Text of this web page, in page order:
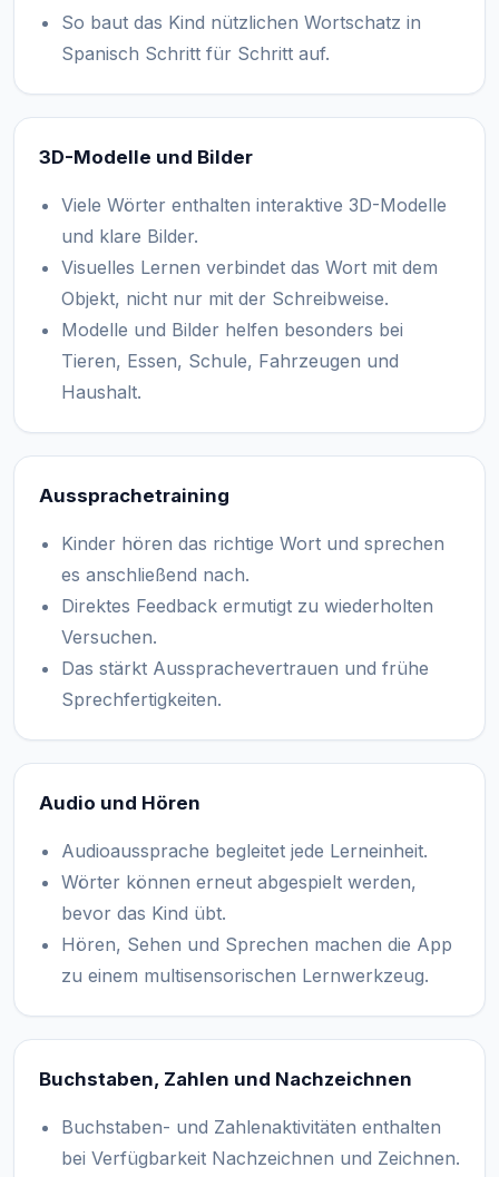
So baut das Kind nützlichen Wortschatz in
Spanisch Schritt für Schritt auf.
3D-Modelle und Bilder
Viele Wörter enthalten interaktive 3D-Modelle
und klare Bilder.
Visuelles Lernen verbindet das Wort mit dem
Objekt, nicht nur mit der Schreibweise.
Modelle und Bilder helfen besonders bei
Tieren, Essen, Schule, Fahrzeugen und
Haushalt.
Aussprachetraining
Kinder hören das richtige Wort und sprechen
es anschließend nach.
Direktes Feedback ermutigt zu wiederholten
Versuchen.
Das stärkt Aussprachevertrauen und frühe
Sprechfertigkeiten.
Audio und Hören
Audioaussprache begleitet jede Lerneinheit.
Wörter können erneut abgespielt werden,
bevor das Kind übt.
Hören, Sehen und Sprechen machen die App
zu einem multisensorischen Lernwerkzeug.
Buchstaben, Zahlen und Nachzeichnen
Buchstaben- und Zahlenaktivitäten enthalten
bei Verfügbarkeit Nachzeichnen und Zeichnen.